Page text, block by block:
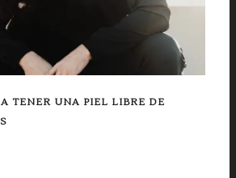
TENER UNA PIEL LIBRE DE